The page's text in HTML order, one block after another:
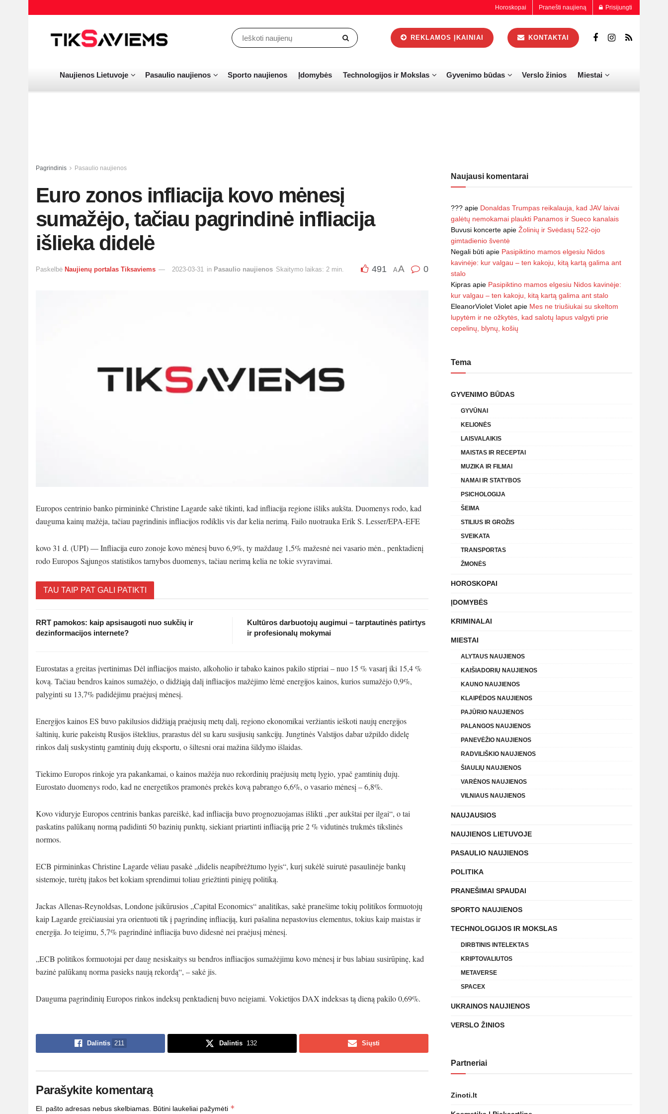
Horoskopai Pranešti naujieną Prisijungti
REKLAMOS ĮKAINIAI KONTAKTAI
Naujienos Lietuvoje Pasaulio naujienos Sporto naujienos Įdomybės Technologijos ir Mokslas Gyvenimo būdas Verslo žinios Miestai
Pagrindinis Pasaulio naujienos
Euro zonos infliacija kovo mėnesį
sumažėjo, tačiau pagrindinė infliacija
išlieka didelė
Paskelbė Naujienų portalas Tiksaviems 2023-03-31 in Pasaulio naujienos Skaitymo laikas: 2 min. 491 AA 0
Europos centrinio banko pirmininkė Christine Lagarde sakė tikinti, kad infliacija regione išliks aukšta. Duomenys rodo, kad
dauguma kainų mažėja, tačiau pagrindinis infliacijos rodiklis vis dar kelia nerimą. Failo nuotrauka Erik S. Lesser/EPA-EFE
kovo 31 d. (UPI) — Infliacija euro zonoje kovo mėnesį buvo 6,9%, ty maždaug 1,5% mažesnė nei vasario mėn., penktadienį
rodo Europos Sąjungos statistikos tarnybos duomenys, tačiau nerimą kelia ne tokie svyravimai.
TAU TAIP PAT GALI PATIKTI
RRT pamokos: kaip apsisaugoti nuo sukčių ir
dezinformacijos internete?
Kultūros darbuotojų augimui – tarptautinės patirtys
ir profesionalų mokymai
Eurostatas a greitas įvertinimas Dėl infliacijos maisto, alkoholio ir tabako kainos pakilo stipriai – nuo ​​15 % vasarį iki 15,4 %
kovą. Tačiau bendros kainos sumažėjo, o didžiąją dalį infliacijos mažėjimo lėmė energijos kainos, kurios sumažėjo 0,9%,
palyginti su 13,7% padidėjimu praėjusį mėnesį.
Energijos kainos ES buvo pakilusios didžiąją praėjusių metų dalį, regiono ekonomikai veržiantis ieškoti naujų energijos
šaltinių, kurie pakeistų Rusijos išteklius, prarastus dėl su karu susijusių sankcijų. Jungtinės Valstijos dabar užpildo didelę
rinkos dalį suskystintų gamtinių dujų eksportu, o šiltesni orai mažina šildymo išlaidas.
Tiekimo Europos rinkoje yra pakankamai, o kainos mažėja nuo rekordinių praėjusių metų lygio, ypač gamtinių dujų.
Eurostato duomenys rodo, kad ne energetikos pramonės prekės kovą pabrango 6,6%, o vasario mėnesį – 6,8%.
Kovo viduryje Europos centrinis bankas pareiškė, kad infliacija buvo prognozuojamas išlikti „per aukštai per ilgai“, o tai
paskatins palūkanų normą padidinti 50 bazinių punktų, siekiant priartinti infliaciją prie 2 % vidutinės trukmės tikslinės
normos.
ECB pirmininkas Christine Lagarde vėliau pasakė „didelis neapibrėžtumo lygis“, kurį sukėlė suirutė pasaulinėje bankų
sistemoje, turėtų įtakos bet kokiam sprendimui toliau griežtinti pinigų politiką.
Jackas Allenas-Reynoldsas, Londone įsikūrusios „Capital Economics“ analitikas, sakė pranešime tokių politikos formuotojų
kaip Lagarde greičiausiai yra orientuoti tik į pagrindinę infliaciją, kuri pašalina nepastovius elementus, tokius kaip maistas ir
energija. Jo teigimu, 5,7% pagrindinė infliacija buvo didesnė nei praėjusį mėnesį.
„ECB politikos formuotojai per daug nesiskaitys su bendros infliacijos sumažėjimu kovo mėnesį ir bus labiau susirūpinę, kad
bazinė palūkanų norma pasieks naują rekordą“, – sakė jis.
Dauguma pagrindinių Europos rinkos indeksų penktadienį buvo neigiami. Vokietijos DAX indeksas tą dieną pakilo 0,69%.
Dalintis 211 Dalintis 132 Siųsti
Parašykite komentarą
El. pašto adresas nebus skelbiamas. Būtini laukeliai pažymėti *
Naujausi komentarai
??? apie Donaldas Trumpas reikalauja, kad JAV laivai
galėtų nemokamai plaukti Panamos ir Sueco kanalais
Buvusi koncerte apie Žolinių ir Svėdasų 522-ojo
gimtadienio šventė
Negali būti apie Pasipiktino mamos elgesiu Nidos
kavinėje: kur valgau – ten kakoju, kitą kartą galima ant
stalo
Kipras apie Pasipiktino mamos elgesiu Nidos kavinėje:
kur valgau – ten kakoju, kitą kartą galima ant stalo
EleanorViolet Violet apie Mes ne triušiukai su skeltom
lupytėm ir ne ožkytės, kad salotų lapus valgyti prie
cepelinų, blynų, košių
Tema
GYVENIMO BŪDAS
GYVŪNAI
KELIONĖS
LAISVALAIKIS
MAISTAS IR RECEPTAI
MUZIKA IR FILMAI
NAMAI IR STATYBOS
PSICHOLOGIJA
ŠEIMA
STILIUS IR GROŽIS
SVEIKATA
TRANSPORTAS
ŽMONĖS
HOROSKOPAI
ĮDOMYBĖS
KRIMINALAI
MIESTAI
ALYTAUS NAUJIENOS
KAIŠIADORIŲ NAUJIENOS
KAUNO NAUJIENOS
KLAIPĖDOS NAUJIENOS
PAJŪRIO NAUJIENOS
PALANGOS NAUJIENOS
PANEVĖŽIO NAUJIENOS
RADVILIŠKIO NAUJIENOS
ŠIAULIŲ NAUJIENOS
VARĖNOS NAUJIENOS
VILNIAUS NAUJIENOS
NAUJAUSIOS
NAUJIENOS LIETUVOJE
PASAULIO NAUJIENOS
POLITIKA
PRANEŠIMAI SPAUDAI
SPORTO NAUJIENOS
TECHNOLOGIJOS IR MOKSLAS
DIRBTINIS INTELEKTAS
KRIPTOVALIUTOS
METAVERSE
SPACEX
UKRAINOS NAUJIENOS
VERSLO ŽINIOS
Partneriai
Zinoti.lt